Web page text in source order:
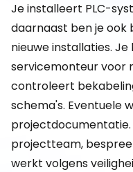
Je installeert PLC-
daarnaast ben je ook
nieuwe installaties.
servicemonteur voor
controleert
schema's. Eventuele
projectteam,
werkt volgens